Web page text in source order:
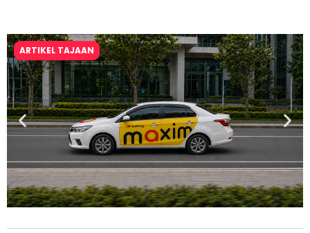
ARTIKEL TAJAAN